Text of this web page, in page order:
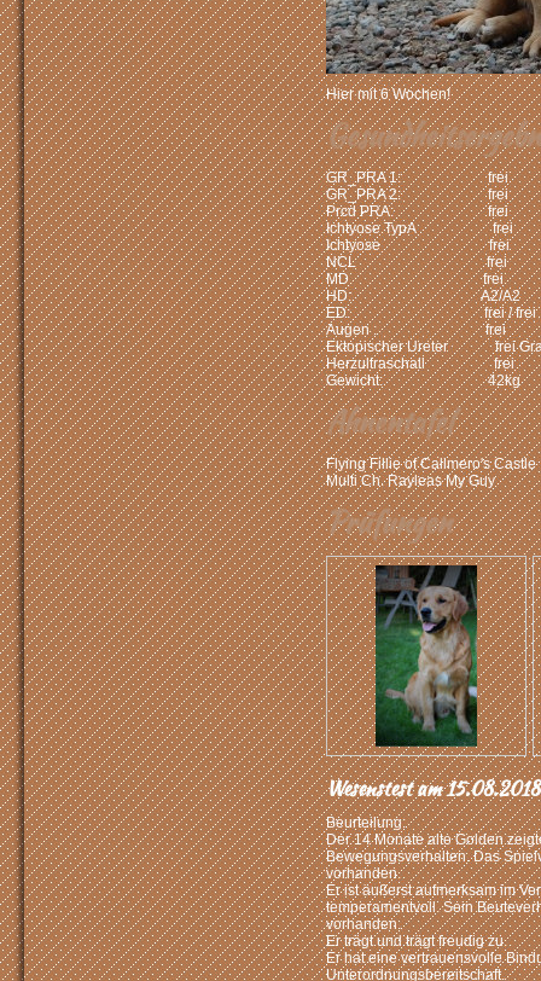
Hier mit 6 Wochen!
GR_PRA 1: frei
GR_PRA 2: frei
Prcd PRA: frei
Ichtyose TypA frei
Ichtyose frei
NCL frei
MD frei
HD: A2/A2
ED: frei / frei
Augen : frei
Ektopischer Ureter frei
Herzultraschall frei
Gewicht: 42kg
Ahnentafel
Flying Fillie of Calimero's Castle
Multi Ch. Rayleas My Guy
Prüfungen
Wesenstest am
Beurteilung:
Der 14 Monate alte Golden
Bewegungsverhalten. Das
vorhanden.
Er ist äußerst aufmerksam im
temperamentvoll. Sein
vorhanden.
Er trägt und trägt freudig zu.
Er hat eine vertrauensvolle
Unterordnungsbereitschaft.